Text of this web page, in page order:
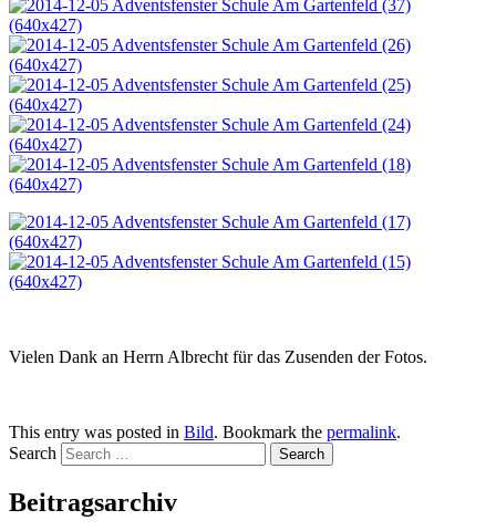
Vielen Dank an Herrn Albrecht für das Zusenden der Fotos.
This entry was posted in Bild. Bookmark the permalink.
Search
Beitragsarchiv